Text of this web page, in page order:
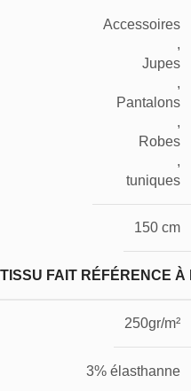
Accessoires
,
Jupes
,
Pantalons
,
Robes
,
tuniques
150 cm
FAIT RÉFÉRENCE
250gr/m²
3% élasthanne